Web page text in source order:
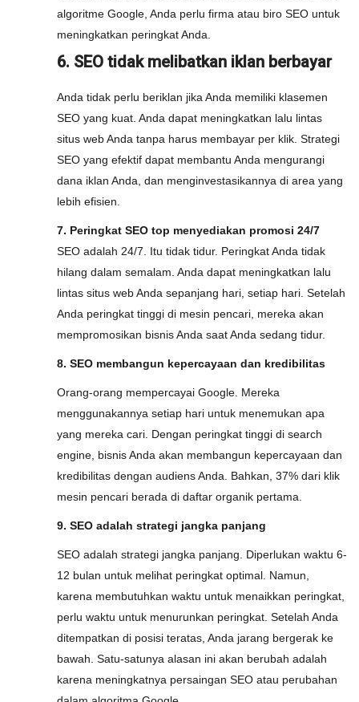
algoritme Google, Anda perlu firma atau biro SEO untuk
meningkatkan peringkat Anda.
6. SEO tidak melibatkan iklan berbayar
Anda tidak perlu beriklan jika Anda memiliki klasemen
SEO yang kuat. Anda dapat meningkatkan lalu lintas
situs web Anda tanpa harus membayar per klik. Strategi
SEO yang efektif dapat membantu Anda mengurangi
dana iklan Anda, dan menginvestasikannya di area yang
lebih efisien.
7. Peringkat SEO top menyediakan promosi 24/7
SEO adalah 24/7. Itu tidak tidur. Peringkat Anda tidak
hilang dalam semalam. Anda dapat meningkatkan lalu
lintas situs web Anda sepanjang hari, setiap hari. Setelah
Anda peringkat tinggi di mesin pencari, mereka akan
mempromosikan bisnis Anda saat Anda sedang tidur.
8. SEO membangun kepercayaan dan kredibilitas
Orang-orang mempercayai Google. Mereka
menggunakannya setiap hari untuk menemukan apa
yang mereka cari. Dengan peringkat tinggi di search
engine, bisnis Anda akan membangun kepercayaan dan
kredibilitas dengan audiens Anda. Bahkan, 37% dari klik
mesin pencari berada di daftar organik pertama.
9. SEO adalah strategi jangka panjang
SEO adalah strategi jangka panjang. Diperlukan waktu 6-
12 bulan untuk melihat peringkat optimal. Namun,
karena membutuhkan waktu untuk menaikkan peringkat,
perlu waktu untuk menurunkan peringkat. Setelah Anda
ditempatkan di posisi teratas, Anda jarang bergerak ke
bawah. Satu-satunya alasan ini akan berubah adalah
karena meningkatnya persaingan SEO atau perubahan